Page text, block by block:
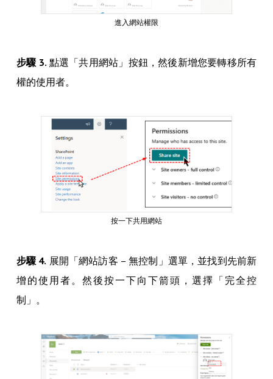
進入網站權限
步驟 3. 點選「共用網站」按鈕，然後新增您要轉移所有
權的使用者。
按一下共用網站
步驟 4. 展開「網站訪客 – 無控制」選單，並找到先前新
增的使用者。然後按一下向下箭頭，選擇「完全控
制」。